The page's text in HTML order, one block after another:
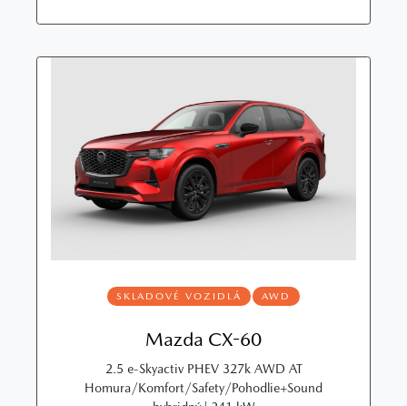
SKLADOVÉ VOZIDLÁ AWD
Mazda CX-60
2.5 e-Skyactiv PHEV 327k AWD AT
Homura/Komfort/Safety/Pohodlie+Sound